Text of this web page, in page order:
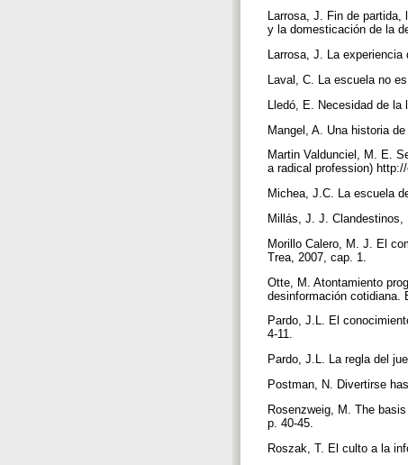
Larrosa, J. Fin de
y la domesticación de la
Larrosa, J. La
Laval, C. La escuela no
Lledó, E. Necesidad de
Mangel, A. Una historia
Martin Valdunciel, M. E.
a radical profession)
Michea, J.C. La escuela
Millás, J. J. Clandestinos,
Morillo Calero, M. J. El
Trea, 2007, cap. 1.
Otte, M. Atontamiento
desinformación cotidiana.
Pardo, J.L. El
4-11.
Pardo, J.L. La regla del
Postman, N. Divertirse
Rosenzweig, M. The
p. 40-45.
Roszak, T. El culto a la